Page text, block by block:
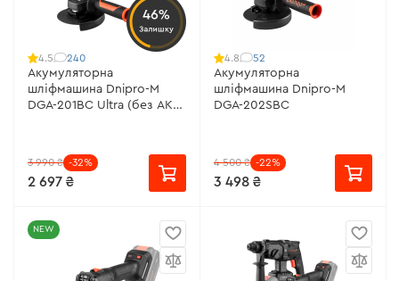
46%
Залишку
4.5 240
Акумуляторна
шліфмашина Dnipro-M
DGA-201BC Ultra (без АКБ
3 990 ₴ -32%
2 697 ₴
4.8 52
Акумуляторна
шліфмашина Dnipro-M
DGA-202SBC
4 500 ₴ -22%
3 498 ₴
NEW